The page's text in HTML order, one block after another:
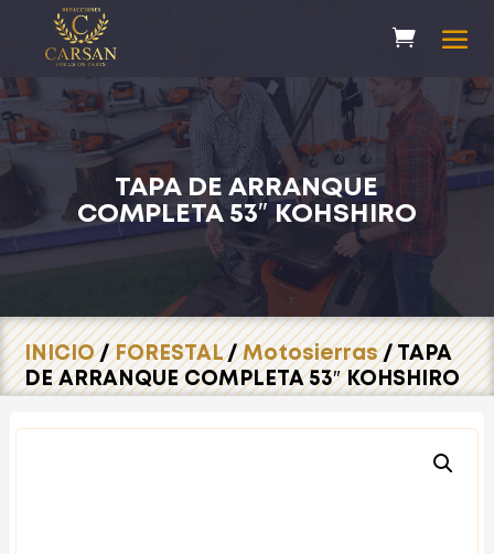
TAPA DE ARRANQUE
COMPLETA 53″ KOHSHIRO
INICIO/FORESTAL/Motosierras/ TAPA
DE ARRANQUE COMPLETA 53″ KOHSHIRO